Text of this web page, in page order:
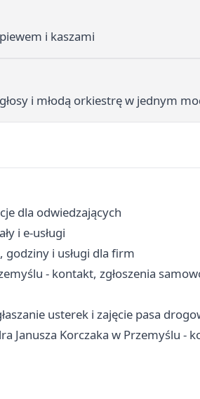
i kaszami
i młodą orkiestrę w jednym
dla odwiedzających
i e-usługi
godziny i usługi dla firm
- kontakt, zgłoszenia
usterek i zajęcie pasa
Janusza Korczaka w Przemyślu -